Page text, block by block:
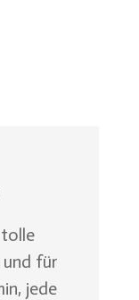
und für
jede